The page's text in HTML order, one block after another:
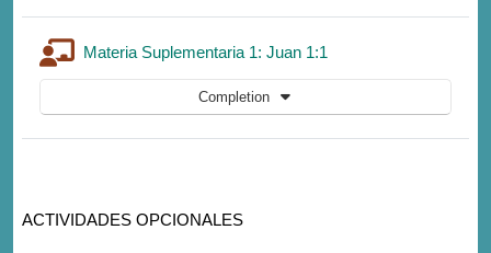
Materia Suplementaria 1: Juan 1:1
Completion
ACTIVIDADES OPCIONALES